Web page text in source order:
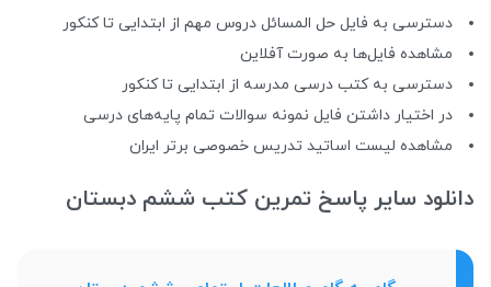
دسترسی به فایل حل المسائل دروس مهم از ابتدایی تا کنکور
مشاهده فایل‌ها به صورت آفلاین
دسترسی به کتب درسی مدرسه از ابتدایی تا کنکور
در اختیار داشتن فایل نمونه سوالات تمام پایه‌های درسی
مشاهده لیست اساتید تدریس خصوصی برتر ایران
دانلود سایر پاسخ تمرین کتب ششم دبستان